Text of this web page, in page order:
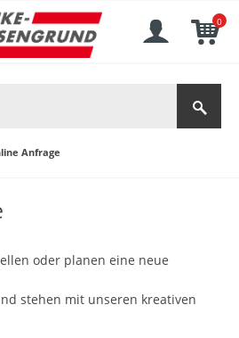
0
Anfrage
oder planen eine neue
stehen mit unseren kreativen